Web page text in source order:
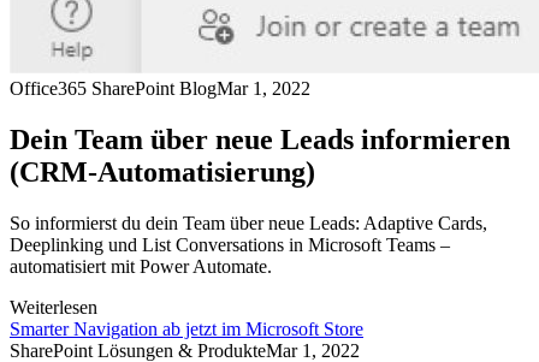
Office365 SharePoint BlogMar 1, 2022
Dein Team über neue Leads informieren
(CRM-Automatisierung)
So informierst du dein Team über neue Leads: Adaptive Cards,
Deeplinking und List Conversations in Microsoft Teams –
automatisiert mit Power Automate.
Weiterlesen
Smarter Navigation ab jetzt im Microsoft Store
SharePoint Lösungen & ProdukteMar 1, 2022